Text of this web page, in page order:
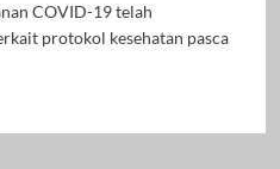
COVID-19 telah
protokol kesehatan pasca